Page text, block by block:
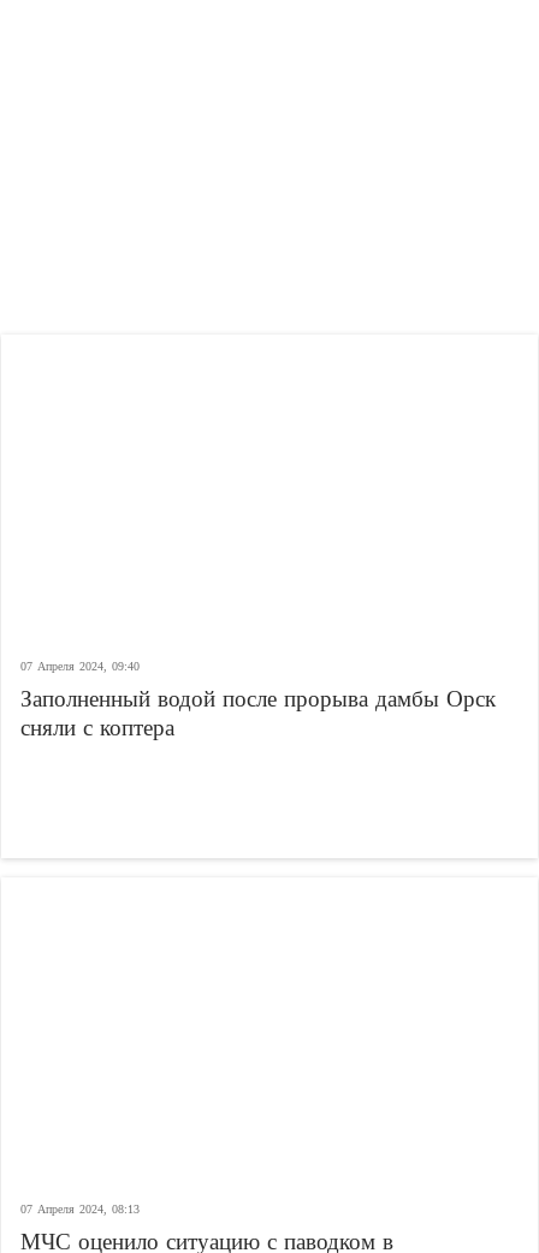
07 Апреля 2024, 09:40
Заполненный водой после прорыва дамбы Орск
сняли с коптера
07 Апреля 2024, 08:13
МЧС оценило ситуацию с паводком в